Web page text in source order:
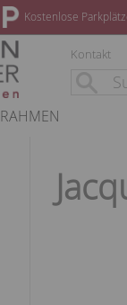
Kostenlose
Kontakt
RAHMEN